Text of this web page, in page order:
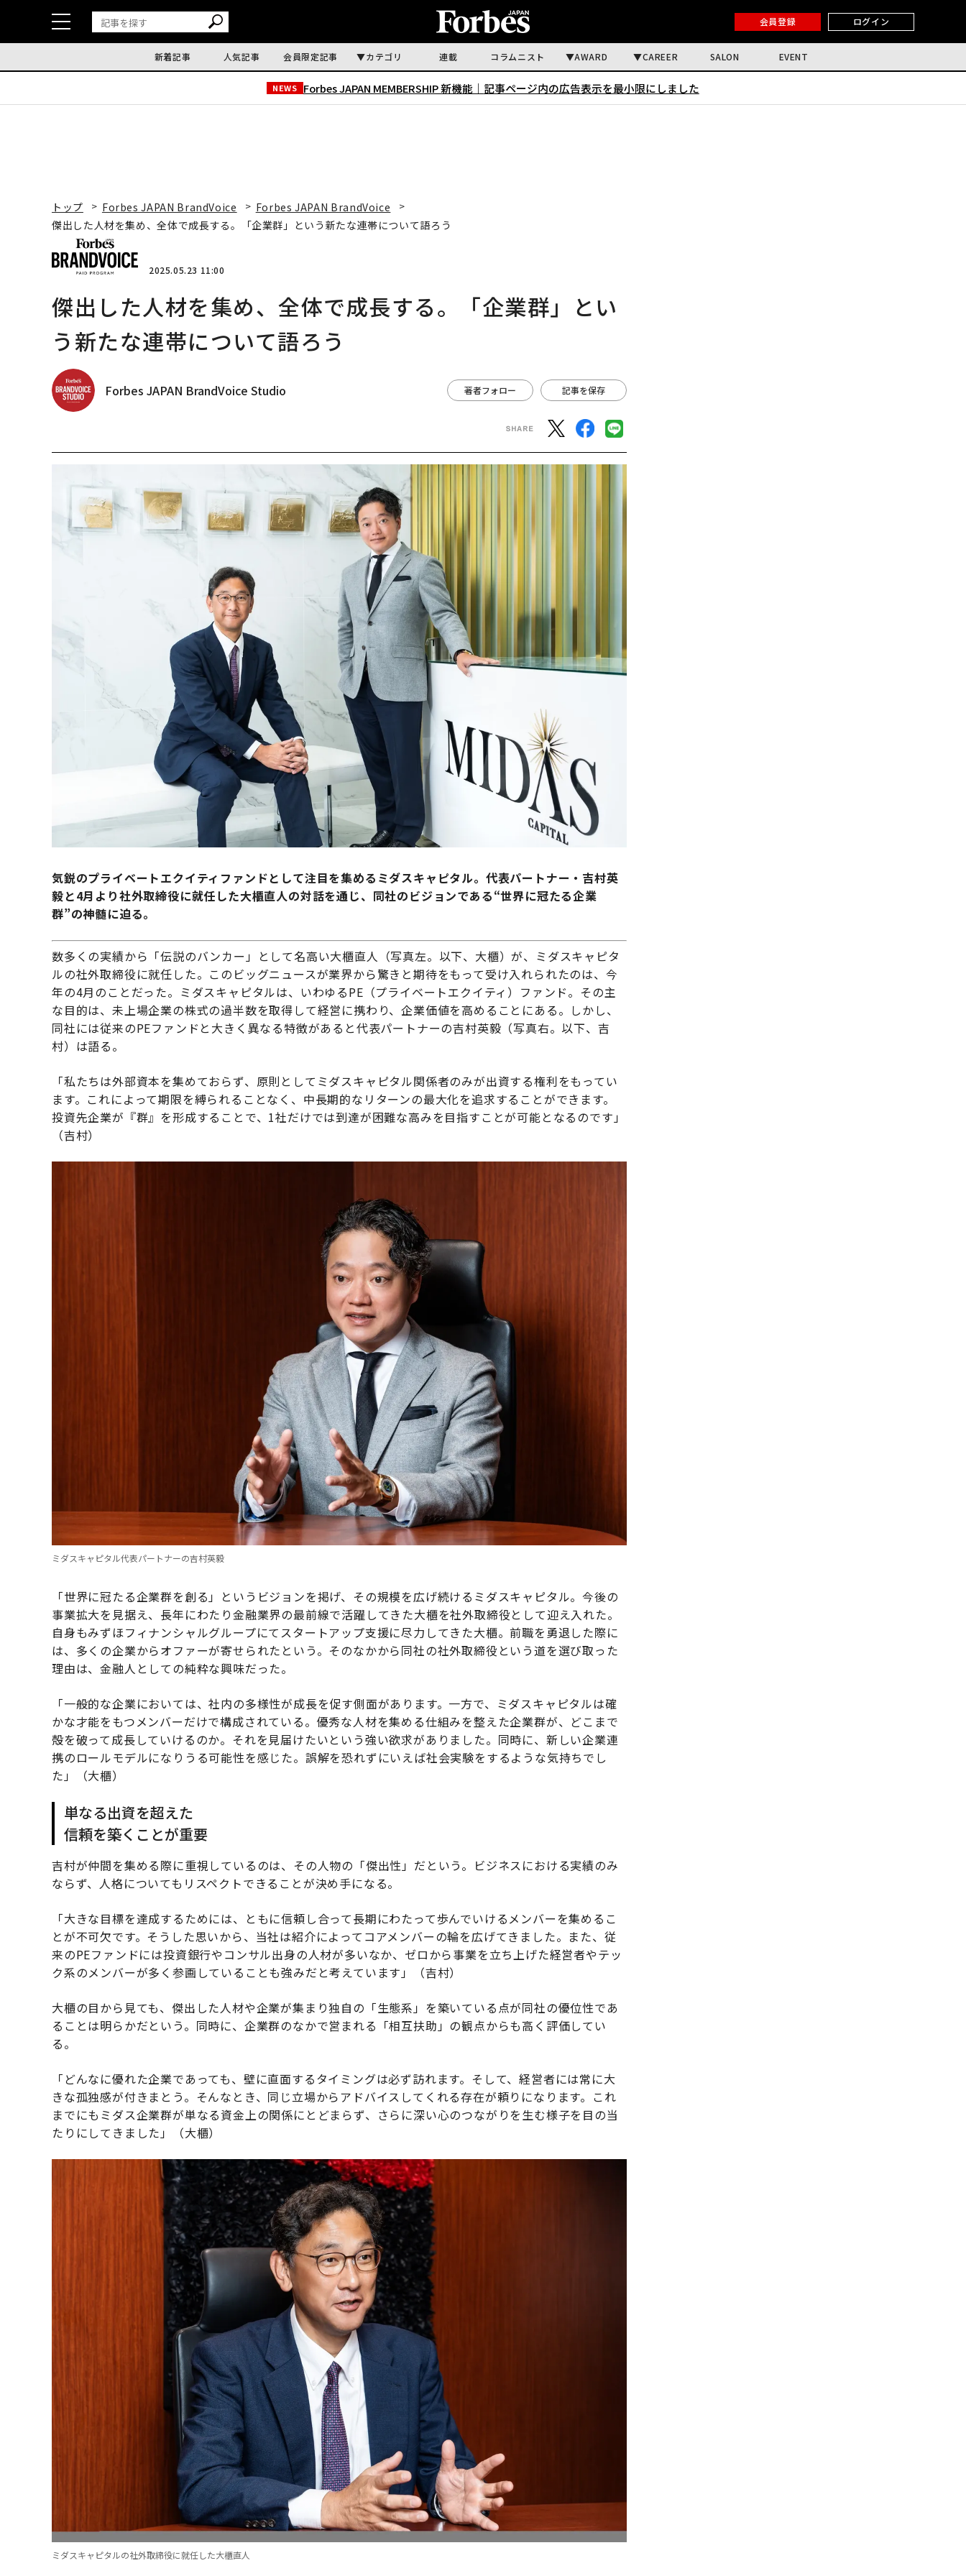
会員登録 ログイン
新着記事 人気記事 会員限定記事 カテゴリ 連載 コラムニスト AWARD CAREER SALON EVENT
NEWS Forbes JAPAN MEMBERSHIP 新機能｜ 記事ページ内の広告表示を最小限にしました
トップ Forbes JAPAN BrandVoice
Forbes JAPAN BrandVoice
傑出した人材を集め、全体で成長する。「企業群」という新たな連帯について語ろう
2025.05.23 11:00
傑出した人材を集め、全体で成長する。「企業群」とい
う新たな連帯について語ろう
Forbes JAPAN BrandVoice Studio 著者フォロー 記事を保存
気鋭のプライベートエクイティファンドとして注目を集めるミダスキャピタル。代表パートナー・吉村英
毅と4月より社外取締役に就任した大櫃直人の対話を通じ、同社のビジョンである“世界に冠たる企業
群”の神髄に迫る。
数多くの実績から「伝説のバンカー」として名高い大櫃直人（写真左。以下、大櫃）が、ミダスキャピタ
ルの社外取締役に就任した。このビッグニュースが業界から驚きと期待をもって受け入れられたのは、今
年の4月のことだった。ミダスキャピタルは、いわゆるPE（プライベートエクイティ）ファンド。その主
な目的は、未上場企業の株式の過半数を取得して経営に携わり、企業価値を高めることにある。しかし、
同社には従来のPEファンドと大きく異なる特徴があると代表パートナーの吉村英毅（写真右。以下、吉
村）は語る。
「私たちは外部資本を集めておらず、原則としてミダスキャピタル関係者のみが出資する権利をもってい
ます。これによって期限を縛られることなく、中長期的なリターンの最大化を追求することができます。
投資先企業が『群』を形成することで、1社だけでは到達が困難な高みを目指すことが可能となるのです」
（吉村）
ミダスキャピタル代表パートナーの吉村英毅
「世界に冠たる企業群を創る」というビジョンを掲げ、その規模を広げ続けるミダスキャピタル。今後の
事業拡大を見据え、長年にわたり金融業界の最前線で活躍してきた大櫃を社外取締役として迎え入れた。
自身もみずほフィナンシャルグループにてスタートアップ支援に尽力してきた大櫃。前職を勇退した際に
は、多くの企業からオファーが寄せられたという。そのなかから同社の社外取締役という道を選び取った
理由は、金融人としての純粋な興味だった。
「一般的な企業においては、社内の多様性が成長を促す側面があります。一方で、ミダスキャピタルは確
かな才能をもつメンバーだけで構成されている。優秀な人材を集める仕組みを整えた企業群が、どこまで
殻を破って成長していけるのか。それを見届けたいという強い欲求がありました。同時に、新しい企業連
携のロールモデルになりうる可能性を感じた。誤解を恐れずにいえば社会実験をするような気持ちでし
た」（大櫃）
単なる出資を超えた
信頼を築くことが重要
吉村が仲間を集める際に重視しているのは、その人物の「傑出性」だという。ビジネスにおける実績のみ
ならず、人格についてもリスペクトできることが決め手になる。
「大きな目標を達成するためには、ともに信頼し合って長期にわたって歩んでいけるメンバーを集めるこ
とが不可欠です。そうした思いから、当社は紹介によってコアメンバーの輪を広げてきました。また、従
来のPEファンドには投資銀行やコンサル出身の人材が多いなか、ゼロから事業を立ち上げた経営者やテッ
ク系のメンバーが多く参画していることも強みだと考えています」（吉村）
大櫃の目から見ても、傑出した人材や企業が集まり独自の「生態系」を築いている点が同社の優位性であ
ることは明らかだという。同時に、企業群のなかで営まれる「相互扶助」の観点からも高く評価してい
る。
「どんなに優れた企業であっても、壁に直面するタイミングは必ず訪れます。そして、経営者には常に大
きな孤独感が付きまとう。そんなとき、同じ立場からアドバイスしてくれる存在が頼りになります。これ
までにもミダス企業群が単なる資金上の関係にとどまらず、さらに深い心のつながりを生む様子を目の当
たりにしてきました」（大櫃）
ミダスキャピタルの社外取締役に就任した大櫃直人